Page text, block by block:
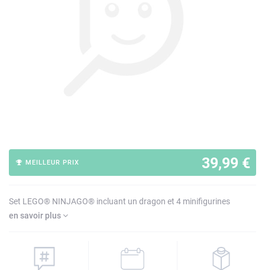
39,99 €
MEILLEUR PRIX
Set LEGO® NINJAGO® incluant un dragon et 4 minifigurines
en savoir plus